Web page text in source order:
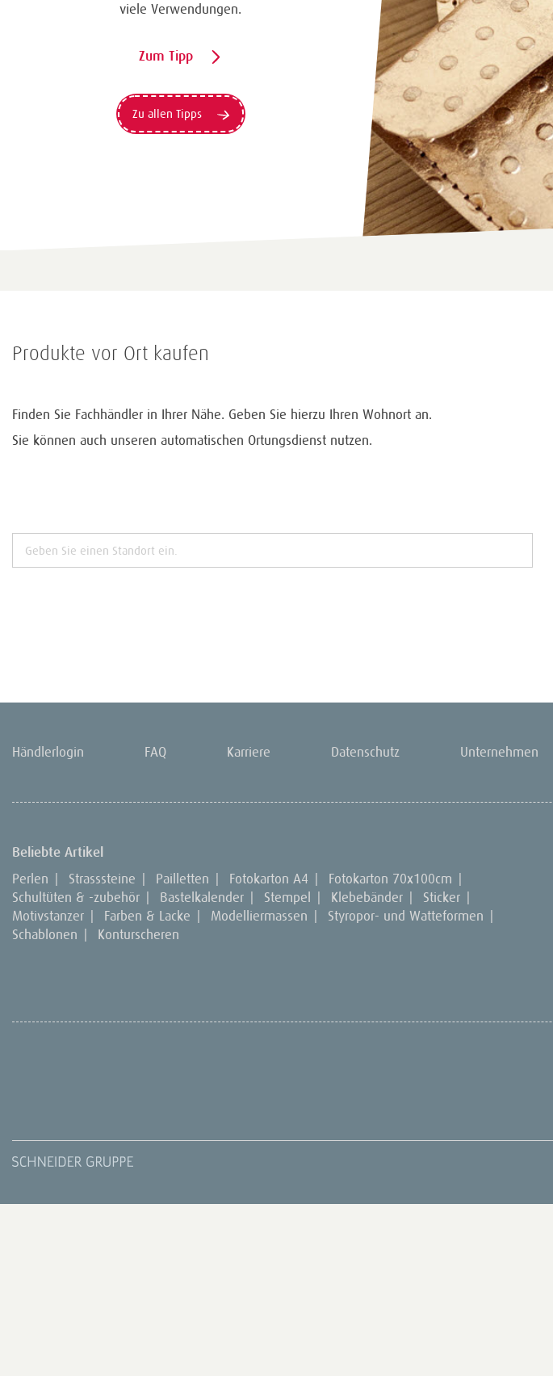
viele Verwendungen.
Zum Tipp
Zu allen Tipps
Produkte vor Ort kaufen
Finden Sie Fachhändler in Ihrer Nähe. Geben Sie hierzu Ihren Wohnort an.
Sie können auch unseren automatischen Ortungsdienst nutzen.
Händlerlogin FAQ Karriere Datenschutz Unternehmen
Beliebte Artikel
Perlen Strasssteine Pailletten Fotokarton A4 Fotokarton 70x100cm
Schultüten & -zubehör
Bastelkalender Stempel Klebebänder Sticker
Motivstanzer
Farben & Lacke Modelliermassen Styropor- und Watteformen
Schablonen
Konturscheren